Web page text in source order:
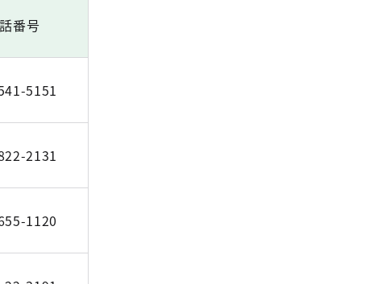
番号
5151
2131
1120